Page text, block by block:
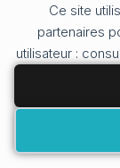
Ce site
partenaires
utilisateur :
Modifier
Bonjour,
En
numéro
besoin